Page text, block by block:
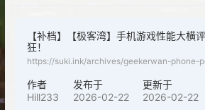
【补档】【极客湾】手机游戏性能大横
狂！
https://suki.ink/archives/geekerwan-phone-
作者
Hill233
发布于
2026-02-22
更新于
2026-02-22